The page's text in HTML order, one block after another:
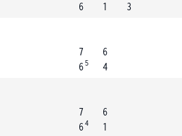
6
1
3
7
6 5
6
4
7
64
6
1